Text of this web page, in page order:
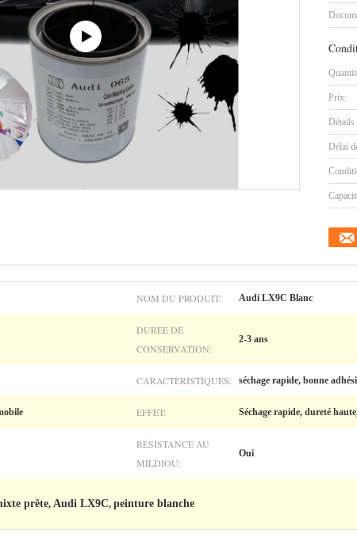
Prix:
Détails
Délai
NOM DU PRODUIT: Audi LX9C Blanc
DURÉE DE
CONSERVATION:
2-3 ans
CARACTÉRISTIQUES: séchage rapide, bonne
EFFET: Séchage rapide, dureté
RÉSISTANCE AU
MILDIOU:
Oui
prête, Audi LX9C, peinture blanche